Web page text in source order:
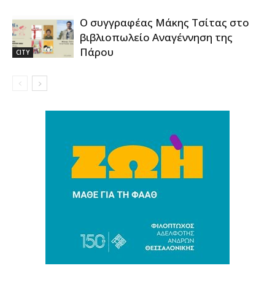
CITY
Ο συγγραφέας Μάκης Τσίτας στο
βιβλιοπωλείο Αναγέννηση της
Πάρου